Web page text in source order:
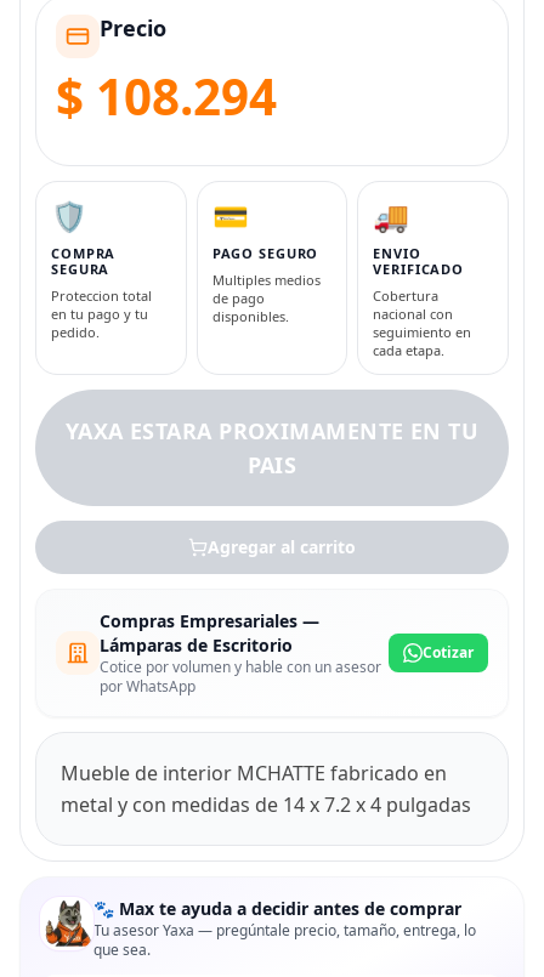
Precio
$ 108.294
🛡️
COMPRA
SEGURA
Proteccion total
en tu pago y tu
pedido.
💳
PAGO SEGURO
Multiples medios
de pago
disponibles.
🚚
ENVIO
VERIFICADO
Cobertura
nacional con
seguimiento en
cada etapa.
YAXA ESTARA PROXIMAMENTE EN TU
PAIS
Agregar al carrito
Compras Empresariales —
Lámparas de Escritorio
Cotice por volumen y hable con un asesor
por WhatsApp
Cotizar
Mueble de interior MCHATTE fabricado en
metal y con medidas de 14 x 7.2 x 4 pulgadas
🐾 Max te ayuda a decidir antes de comprar
Tu asesor Yaxa — pregúntale precio, tamaño, entrega, lo
que sea.